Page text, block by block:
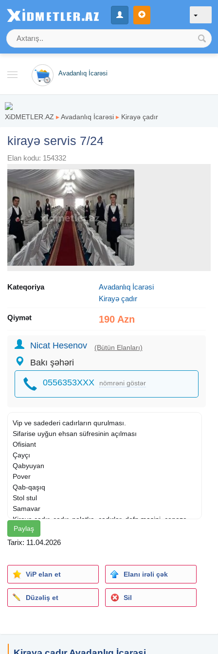
Avadanlıq İcarəsi
XiDMETLER.AZ ▸Avadanlıq İcarəsi ▸ Kirayə çadır
kirayə servis 7/24
Elan kodu: 154332
Kateqoriya
Avadanlıq İcarəsi
Kirayə çadır
Qiymət 190 Azn
Nicat Hesenov (Bütün Elanları)
Bakı şəhəri
0556353XXX nömrəni göstər
Vip ve sadederi cadırların qurulması.
Sifarise uyğun ehsan süfresinin açılması
Ofisiant
Çayçı
Qabyuyan
Pover
Qab-qaşıq
Stol stul
Samavar
Kiraye cadır, çadır, palatka, cadırlar, defn masini , cenaze
masini, qara masin. defn masin, magar, çadir icaresi,
Kiraye cadır, çadır, palatka, cadırlar, magar, çadir icaresi,
Paylaş
Tarix: 11.04.2026
ViP elan et Elanı irəli çək
Düzəliş et Sil